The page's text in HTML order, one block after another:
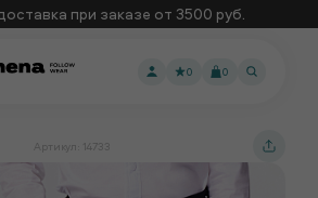
при заказе от 3500 руб.
0
0
Артикул: 14733